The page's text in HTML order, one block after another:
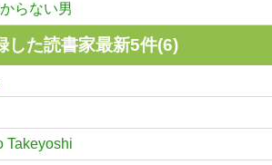
らない男
した読書家最新5件(6)
Takeyoshi